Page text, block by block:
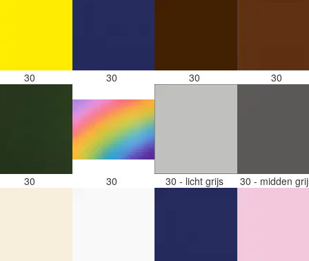
30 30 30 30
30 30 30 - licht grijs 30 - midden